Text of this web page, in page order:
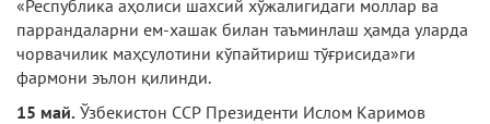
«Республика аҳолиси шахсий хўжалигидаги моллар ва
паррандаларни ем-хашак билан таъминлаш ҳамда уларда
чорвачилик маҳсулотини кўпайтириш тўғрисида»ги
фармони эълон қилинди.
15 май. Ўзбекистон ССР Президенти Ислом Каримов